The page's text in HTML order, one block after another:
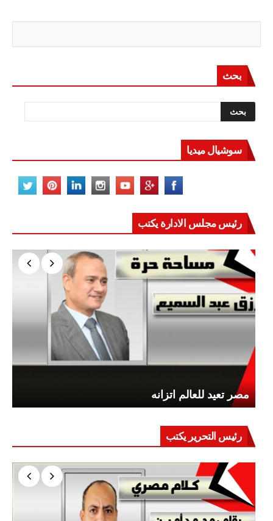
بحث
سوشيال ميديا
رئيس مجلس الادارة يكتب
مصر تعيد للعالم اتزانه
رئيس التحرير يكتب